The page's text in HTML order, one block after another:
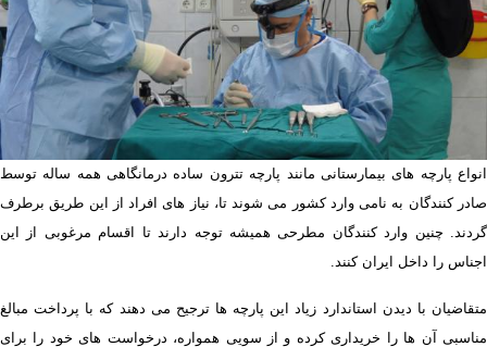
انواع پارچه های بیمارستانی مانند پارچه تترون ساده درمانگاهی همه ساله توسط
صادر کنندگان به نامی وارد کشور می شوند تا، نیاز های افراد از این طریق برطرف
گردند. چنین وارد کنندگان مطرحی همیشه توجه دارند تا اقسام مرغوبی از این
اجناس را داخل ایران کنند.
متقاضیان با دیدن استاندارد زیاد این پارچه ها ترجیح می دهند که با پرداخت مبالغ
مناسبی آن ها را خریداری کرده و از سویی همواره، درخواست های خود را برای